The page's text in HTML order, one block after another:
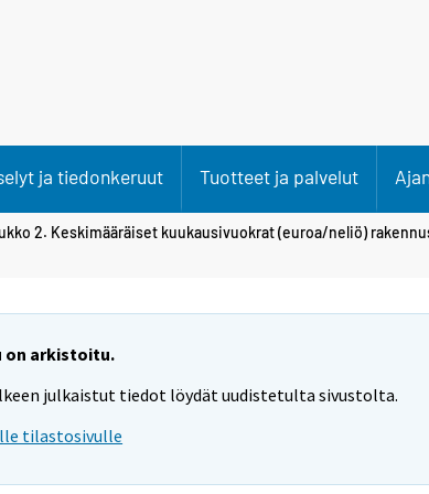
ja tiedonkeruut Tuotteet ja palvelut
2. Keskimääräiset kuukausivuokrat (euroa/neliö)
on arkistoitu.
julkaistut tiedot löydät uudistetulta sivustolta.
tilastosivulle